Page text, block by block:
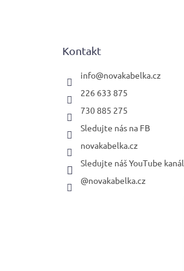
Kontakt
info@novakabelka.cz
226 633 875
730 885 275
Sledujte nás na FB
novakabelka.cz
Sledujte náš YouTube kanál
@novakabelka.cz